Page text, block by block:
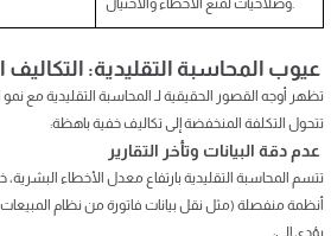
عيوب المحاسبة التقليدية: التكاليف
تظهر أوجه القصور الحقيقية لـ المحاسبة التقليدية مع
تتحول التكلفة المنخفضة إلى تكاليف خفية باهظة:
عدم دقة البيانات وتأخر التقارير
تتسم المحاسبة التقليدية بارتفاع معدل الأخطاء البشرية،
أنظمة منفصلة (مثل نقل بيانات فاتورة من نظام المبيعات
يؤدي إلى: